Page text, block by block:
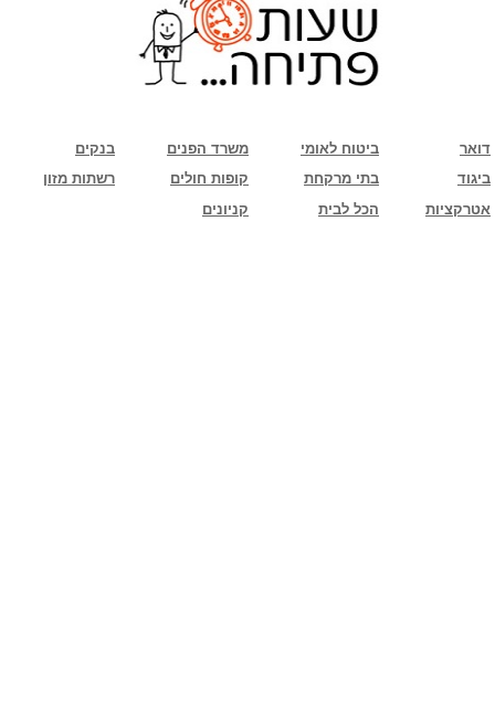
בנקים משרד הפנים ביטוח לאומי
דואר
רשתות מזון
קופות חולים בתי מרקחת
ביגוד
קניונים
הכל לבית אטרקציות